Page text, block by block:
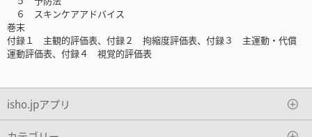
６ スキンケアアドバイス
巻末
付録１ 主観的評価表、付録２ 拘縮度評価表、付録３ 主運動・代償
運動評価表、付録４ 視覚的評価表
isho.jpアプリ